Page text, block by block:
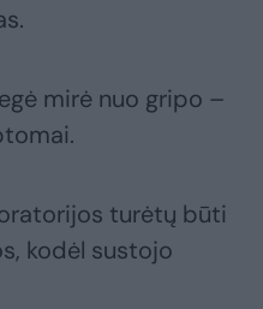
mirė nuo gripo –
turėtų būti
kodėl sustojo